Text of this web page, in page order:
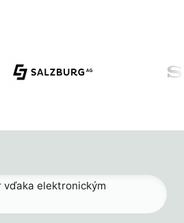
vďaka elektronickým